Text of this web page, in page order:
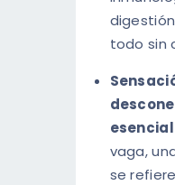
todo sin
vaga,
se